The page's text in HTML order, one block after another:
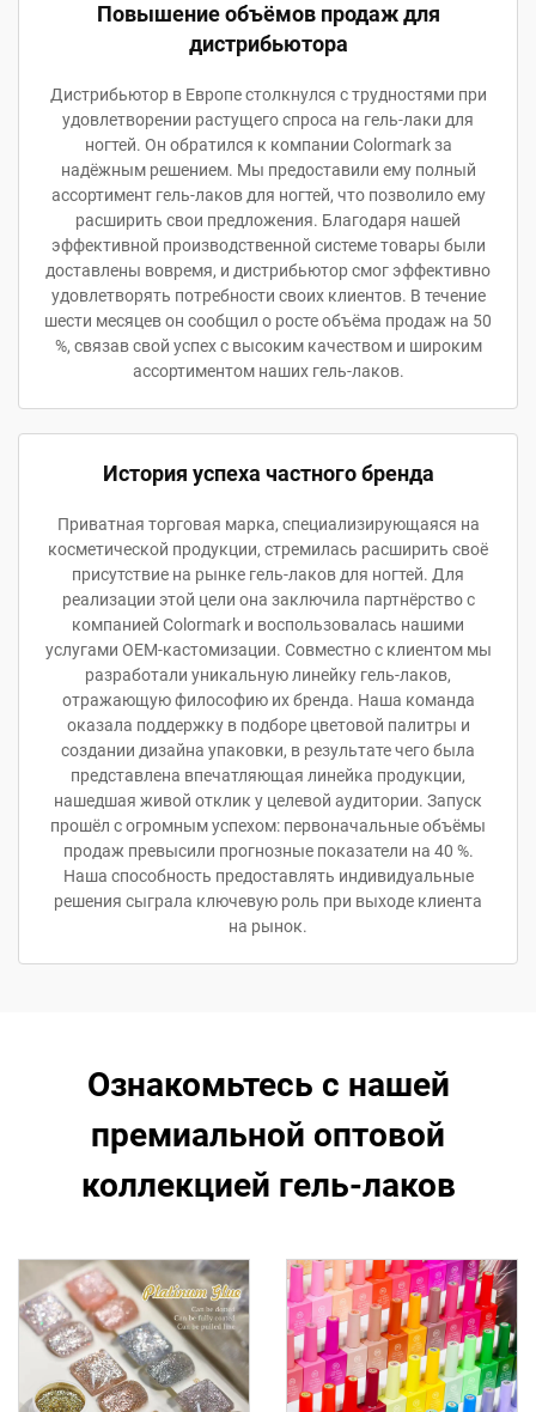
Повышение объёмов продаж для
дистрибьютора
Дистрибьютор в Европе столкнулся с трудностями при
удовлетворении растущего спроса на гель-лаки для
ногтей. Он обратился к компании Colormark за
надёжным решением. Мы предоставили ему полный
ассортимент гель-лаков для ногтей, что позволило ему
расширить свои предложения. Благодаря нашей
эффективной производственной системе товары были
доставлены вовремя, и дистрибьютор смог эффективно
удовлетворять потребности своих клиентов. В течение
шести месяцев он сообщил о росте объёма продаж на 50
%, связав свой успех с высоким качеством и широким
ассортиментом наших гель-лаков.
История успеха частного бренда
Приватная торговая марка, специализирующаяся на
косметической продукции, стремилась расширить своё
присутствие на рынке гель-лаков для ногтей. Для
реализации этой цели она заключила партнёрство с
компанией Colormark и воспользовалась нашими
услугами OEM-кастомизации. Совместно с клиентом мы
разработали уникальную линейку гель-лаков,
отражающую философию их бренда. Наша команда
оказала поддержку в подборе цветовой палитры и
создании дизайна упаковки, в результате чего была
представлена впечатляющая линейка продукции,
нашедшая живой отклик у целевой аудитории. Запуск
прошёл с огромным успехом: первоначальные объёмы
продаж превысили прогнозные показатели на 40 %.
Наша способность предоставлять индивидуальные
решения сыграла ключевую роль при выходе клиента
на рынок.
Ознакомьтесь с нашей
премиальной оптовой
коллекцией гель-лаков